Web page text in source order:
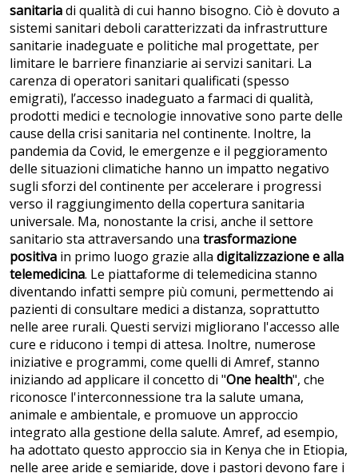
sanitariadi qualità di cui hanno bisogno. Ciò è dovuto a
sistemi sanitari deboli caratterizzati da infrastrutture
sanitarie inadeguate e politiche mal progettate, per
limitare le barriere finanziarie ai servizi sanitari. La
carenza di operatori sanitari qualificati (spesso
emigrati), l’accesso inadeguato a farmaci di qualità,
prodotti medici e tecnologie innovative sono parte delle
cause della crisi sanitaria nel continente. Inoltre, la
pandemia da Covid, le emergenze e il peggioramento
delle situazioni climatiche hanno un impatto negativo
sugli sforzi del continente per accelerare i progressi
verso il raggiungimento della copertura sanitaria
universale. Ma, nonostante la crisi, anche il settore
sanitario sta attraversando una trasformazione
positiva in primo luogo grazie alla digitalizzazione e alla
telemedicina. Le piattaforme di telemedicina stanno
diventando infatti sempre più comuni, permettendo ai
pazienti di consultare medici a distanza, soprattutto
nelle aree rurali. Questi servizi migliorano l'accesso alle
cure e riducono i tempi di attesa. Inoltre, numerose
iniziative e programmi, come quelli di Amref, stanno
iniziando ad applicare il concetto di "One health", che
riconosce l'interconnessione tra la salute umana,
animale e ambientale, e promuove un approccio
integrato alla gestione della salute. Amref, ad esempio,
ha adottato questo approccio sia in Kenya che in Etiopia,
nelle aree aride e semiaride, dove i pastori devono fare i